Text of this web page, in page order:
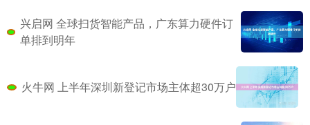
兴启网 全球扫货智能产品，广东算力硬件订
单排到明年
火牛网 上半年深圳新登记市场主体超30万户